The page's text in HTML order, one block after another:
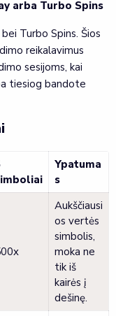
arba Turbo Spins
Turbo Spins. Šios
reikalavimus
sesijoms, kai
tiesiog bandote
Ypatuma
s
Aukščiausi
os vertės
simbolis,
moka ne
tik iš
kairės į
dešinę.